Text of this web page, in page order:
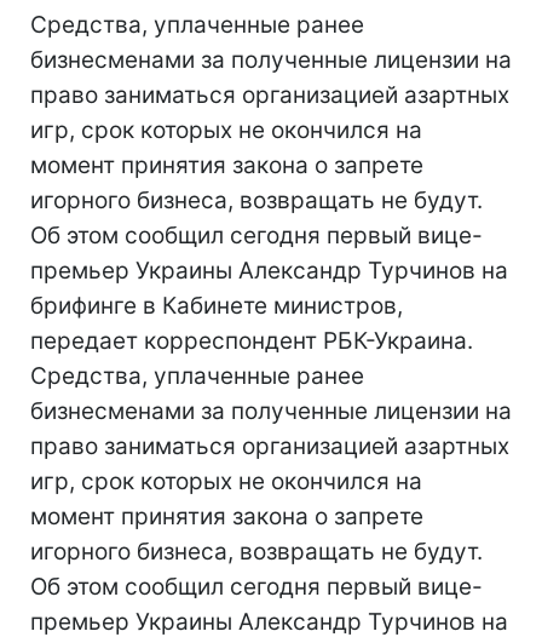
Средства, уплаченные ранее
бизнесменами за полученные лицензии на
право заниматься организацией азартных
игр, срок которых не окончился на
момент принятия закона о запрете
игорного бизнеса, возвращать не будут.
Об этом сообщил сегодня первый вице-
премьер Украины Александр Турчинов на
брифинге в Кабинете министров,
передает корреспондент РБК-Украина.
Средства, уплаченные ранее
бизнесменами за полученные лицензии на
право заниматься организацией азартных
игр, срок которых не окончился на
момент принятия закона о запрете
игорного бизнеса, возвращать не будут.
Об этом сообщил сегодня первый вице-
премьер Украины Александр Турчинов на